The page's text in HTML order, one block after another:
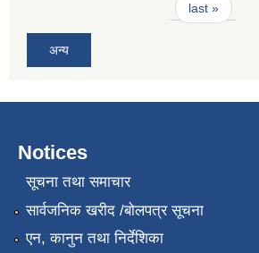
last »
अन्य
Notices
सूचना तथा समाचार
सार्वजनिक खरीद /बोलपत्र सूचना
एन, कानुन तथा निर्देशिका